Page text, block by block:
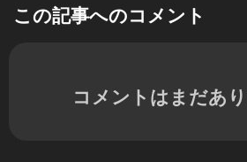
この記事へのコメント
コメントはまだあり